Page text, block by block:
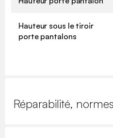
Hauteur sous le tiroir
porte pantalons
Réparabilité,